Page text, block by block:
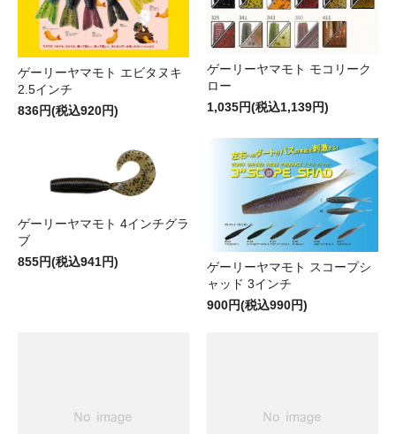
ゲーリーヤマモト エビタヌキ
2.5インチ
836円(税込920円)
ゲーリーヤマモト モコリーク
ロー
1,035円(税込1,139円)
ゲーリーヤマモト 4インチグラ
ブ
855円(税込941円)
ゲーリーヤマモト スコープシ
ャッド 3インチ
900円(税込990円)